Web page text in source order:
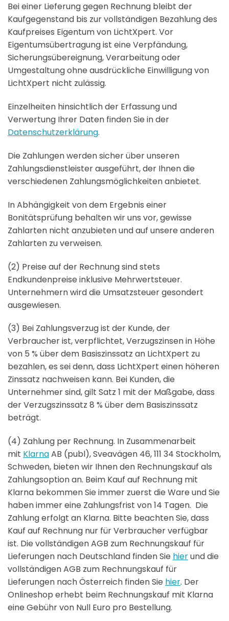
Bei einer Lieferung gegen Rechnung bleibt der
Kaufgegenstand bis zur vollständigen Bezahlung des
Kaufpreises Eigentum von LichtXpert. Vor
Eigentumsübertragung ist eine Verpfändung,
Sicherungsübereignung, Verarbeitung oder
Umgestaltung ohne ausdrückliche Einwilligung von
LichtXpert nicht zulässig.
Einzelheiten hinsichtlich der Erfassung und
Verwertung Ihrer Daten finden Sie in der
Datenschutzerklärung.
Die Zahlungen werden sicher über unseren
Zahlungsdienstleister ausgeführt, der Ihnen die
verschiedenen Zahlungsmöglichkeiten anbietet.
In Abhängigkeit von dem Ergebnis einer
Bonitätsprüfung behalten wir uns vor, gewisse
Zahlarten nicht anzubieten und auf unsere anderen
Zahlarten zu verweisen.
(2) Preise auf der Rechnung sind stets
Endkundenpreise inklusive Mehrwertsteuer.
Unternehmern wird die Umsatzsteuer gesondert
ausgewiesen.
(3) Bei Zahlungsverzug ist der Kunde, der
Verbraucher ist, verpflichtet, Verzugszinsen in Höhe
von 5 % über dem Basiszinssatz an LichtXpert zu
bezahlen, es sei denn, dass LichtXpert einen höheren
Zinssatz nachweisen kann. Bei Kunden, die
Unternehmer sind, gilt Satz 1 mit der Maßgabe, dass
der Verzugszinssatz 8 % über dem Basiszinssatz
beträgt.
(4) Zahlung per Rechnung. In Zusammenarbeit
mit KlarnaAB (publ), Sveavägen 46, 111 34 Stockholm,
Schweden, bieten wir Ihnen den Rechnungskauf als
Zahlungsoption an. Beim Kauf auf Rechnung mit
Klarna bekommen Sie immer zuerst die Ware und Sie
haben immer eine Zahlungsfrist von 14 Tagen. Die
Zahlung erfolgt an Klarna. Bitte beachten Sie, dass
Kauf auf Rechnung nur für Verbraucher verfügbar
ist. Die vollständigen AGB zum Rechnungskauf für
Lieferungen nach Deutschland finden Sie hierund die
vollständigen AGB zum Rechnungskauf für
Lieferungen nach Österreich finden Sie hier. Der
Onlineshop erhebt beim Rechnungskauf mit Klarna
eine Gebühr von Null Euro pro Bestellung.